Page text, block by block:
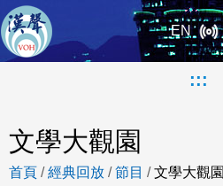
EN
:::
文學大觀園
首頁 /經典回放 /節目 /文學大觀園